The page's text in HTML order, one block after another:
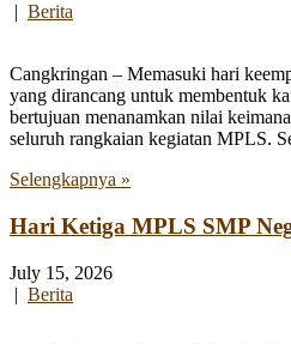
| Berita
Cangkringan – Memasuki hari
yang dirancang untuk membentuk
bertujuan menanamkan nilai
seluruh rangkaian kegiatan MPLS.
Selengkapnya »
Hari Ketiga MPLS SMP
July 15, 2026
| Berita